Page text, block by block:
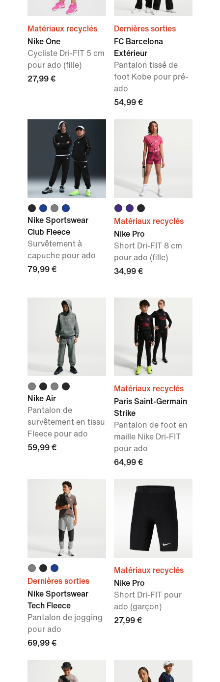
Matériaux recyclés
Nike One
Cycliste Dri-FIT 5 cm
pour ado (fille)
27,99 €
Dernières sorties
FC Barcelona
Extérieur
Pantalon tissé de
foot Kobe pour pré-
ado
54,99 €
Nike Sportswear
Club Fleece
Survêtement à
capuche pour ado
79,99 €
Matériaux recyclés
Nike Pro
Short Dri-FIT 8 cm
pour ado (fille)
34,99 €
Nike Air
Pantalon de
survêtement en tissu
Fleece pour ado
59,99 €
Matériaux recyclés
Paris Saint-Germain
Strike
Pantalon de foot en
maille Nike Dri-FIT
pour ado
64,99 €
Dernières sorties
Nike Sportswear
Tech Fleece
Pantalon de jogging
pour ado
69,99 €
Matériaux recyclés
Nike Pro
Short Dri-FIT pour
ado (garçon)
27,99 €